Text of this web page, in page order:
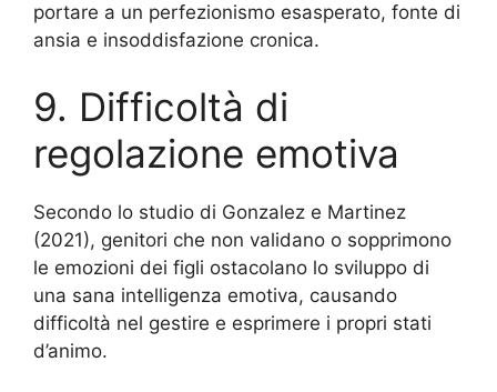
portare a un perfezionismo esasperato, fonte di
ansia e insoddisfazione cronica.
9. Difficoltà di
regolazione emotiva
Secondo lo studio di Gonzalez e Martinez
(2021), genitori che non validano o sopprimono
le emozioni dei figli ostacolano lo sviluppo di
una sana intelligenza emotiva, causando
difficoltà nel gestire e esprimere i propri stati
d’animo.